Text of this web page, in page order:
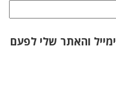
והאתר שלי לפעם